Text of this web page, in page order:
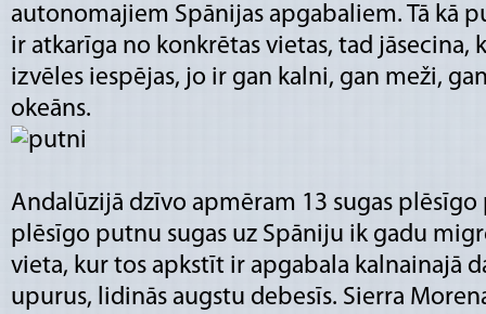
autonomajiem Spānijas apgabaliem. Tā kā
ir atkarīga no konkrētas vietas, tad jāsecina,
izvēles iespējas, jo ir gan kalni, gan meži,
okeāns.
Andalūzijā dzīvo apmēram 13 sugas plēsīgo
plēsīgo putnu sugas uz Spāniju ik gadu
vieta, kur tos apkstīt ir apgabala kalnainajā
upurus, lidinās augstu debesīs. Sierra